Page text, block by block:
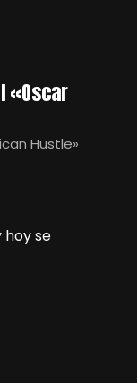
«Oscar
Hustle»